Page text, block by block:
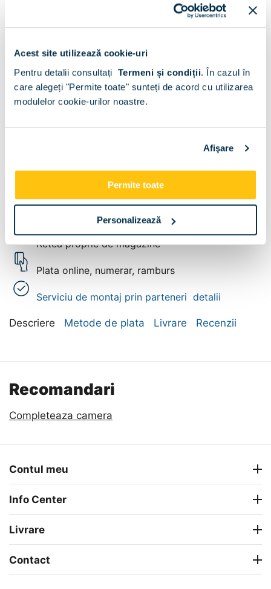
Acest site utilizează cookie-uri
Pentru detalii consultați Termeni și condiții. În cazul în
care alegeți "Permite toate" sunteți de acord cu utilizarea
modulelor cookie-urilor noastre.
Afişare
Permite toate
Personalizează
Dimensiune:
140x200cm 160x200 cm 180x200 cm
+
−
adaugă in cos
adaugă la favorite
Garantie producator24 luni
Retea proprie de magazine
Plata online, numerar, ramburs
Serviciu de montaj prin parteneri detalii
Descriere Metode de plata Livrare Recenzii
Recomandari
Completeaza camera
Contul meu
Info Center
Livrare
Contact